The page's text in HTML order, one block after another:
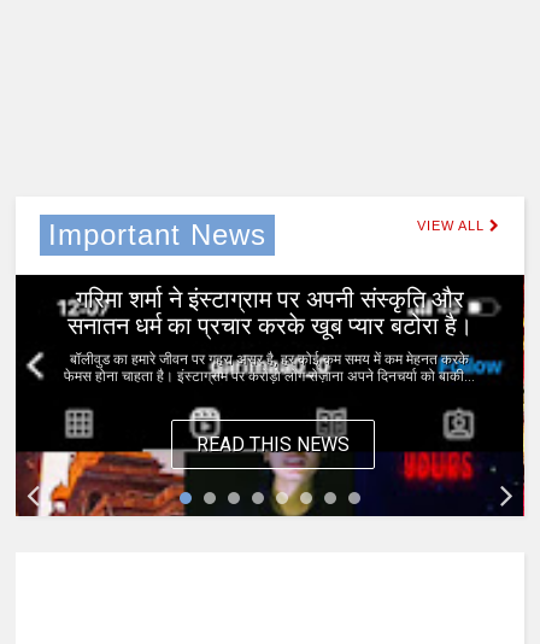
Important News VIEW ALL
गरिमा शर्मा ने इंस्टाग्राम पर अपनी संस्कृति और
सनातन धर्म का प्रचार करके खूब प्यार बटोरा है।
बॉलीवुड का हमारे जीवन पर गहरा असर है, हर कोई कम समय में कम मेहनत करके
फेमस होना चाहता है। इंस्टाग्राम पर करोड़ो लोग रोज़ाना अपने दिनचर्या को बाकी...
READ THIS NEWS